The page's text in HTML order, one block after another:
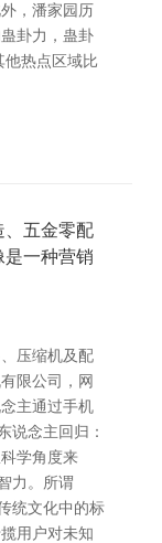
，潘家园历
卦力，蛊卦
他热点区域比
、五金零配
一种营销
压缩机及配
限公司，网
主通过手机
说念主回归：
学角度来
力。所谓
统文化中的标
用户对未知